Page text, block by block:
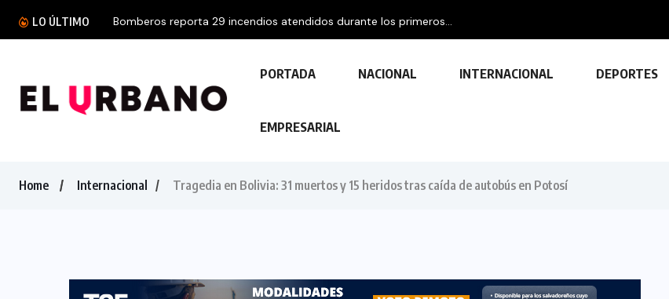
LO ÚLTIMO Protección Civil reporta 208 accidentes de tránsito
PORTADA NACIONAL INTERNACIONAL DEPORTES
EMPRESARIAL
Home Internacional Tragedia en Bolivia: 31 muertos y 15 heridos tras caída de autobús en Potosí
23 FEBRERO, 2024